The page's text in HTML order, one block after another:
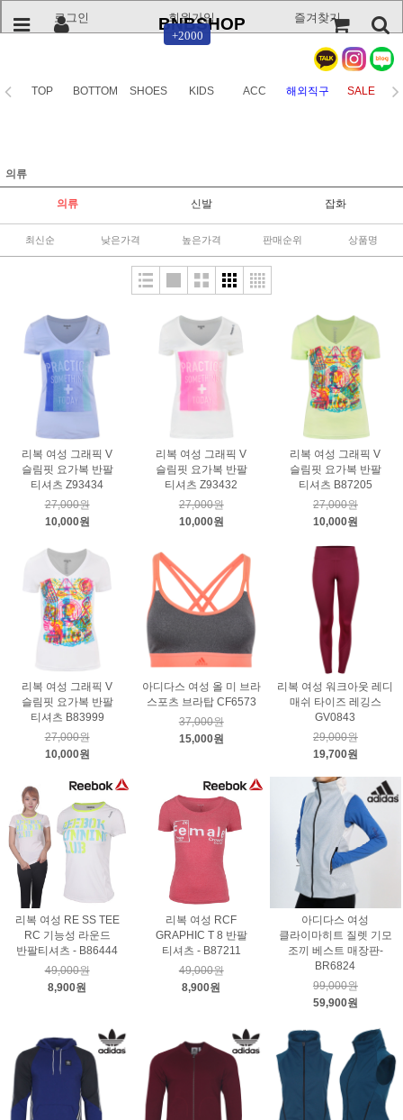
로그인
+2000
회원가입 즐겨찾기
BNBSHOP
TOP BOTTOM SHOES KIDS ACC 해외직구 SALE
의류
의류 신발 잡화
최신순 낮은가격 높은가격 판매순위 상품명
리복 여성 그래픽 V
슬림핏 요가복 반팔
티셔츠 Z93434
27,000원
10,000원
리복 여성 그래픽 V
슬림핏 요가복 반팔
티셔츠 Z93432
27,000원
10,000원
리복 여성 그래픽 V
슬림핏 요가복 반팔
티셔츠 B87205
27,000원
10,000원
리복 여성 그래픽 V
슬림핏 요가복 반팔
티셔츠 B83999
27,000원
10,000원
아디다스 여성 올 미 브라
스포츠 브라탑 CF6573
37,000원
15,000원
리복 여성 워크아웃 레디
매쉬 타이즈 레깅스
GV0843
29,000원
19,700원
리복 여성 RE SS TEE
RC 기능성 라운드
반팔티셔츠 - B86444
49,000원
8,900원
리복 여성 RCF
GRAPHIC T 8 반팔
티셔츠 - B87211
49,000원
8,900원
아디다스 여성
클라이마히트 질렛 기모
조끼 베스트 매장판-
BR6824
99,000원
59,900원